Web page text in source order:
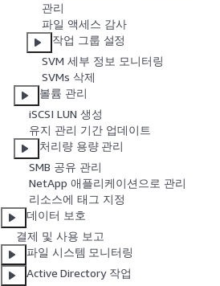
관리
파일 액세스 감사
작업 그룹 설정
SVM 세부 정보 모니터링
SVMs 삭제
볼륨 관리
iSCSI LUN 생성
유지 관리 기간 업데이트
처리량 용량 관리
SMB 공유 관리
NetApp 애플리케이션으로 관리
리소스에 태그 지정
데이터 보호
결제 및 사용 보고
파일 시스템 모니터링
Active Directory 작업